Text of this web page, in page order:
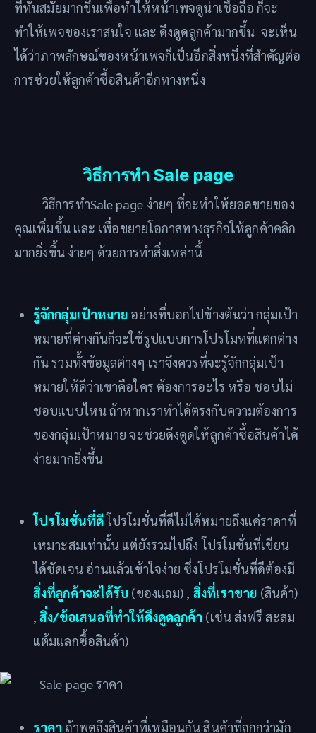
ที่ทันสมัยมากขึ้นเพื่อทำให้หน้าเพจดูน่าเชื่อถือ ก็จะ
ทำให้เพจของเราสนใจ และ ดึงดูดลูกค้ามากขึ้น จะเห็น
ได้ว่าภาพลักษณ์ของหน้าเพจก็เป็นอีกสิ่งหนึ่งที่สำคัญต่อ
การช่วยให้ลูกค้าซื้อสินค้าอีกทางหนึ่ง
วิธีการทำ Sale page
วิธีการทำSale page ง่ายๆ ที่จะทำให้ยอดขายของ
คุณเพิ่มขึ้น และ เพื่อขยายโอกาสทางธุรกิจให้ลูกค้าคลิก
มากยิ่งขึ้น ง่ายๆ ด้วยการทำสิ่งเหล่านี้
รู้จักกลุ่มเป้าหมาย อย่างที่บอกไปข้างต้นว่า กลุ่มเป้า
หมายที่ต่างกันก็จะใช้รูปแบบการโปรโมทที่แตกต่าง
กัน รวมทั้งข้อมูลต่างๆ เราจึงควรที่จะรู้จักกลุ่มเป้า
หมายให้ดีว่าเขาคือใคร ต้องการอะไร หรือ ชอบไม่
ชอบแบบไหน ถ้าหากเราทำได้ตรงกับความต้องการ
ของกลุ่มเป้าหมาย จะช่วยดึงดูดให้ลูกค้าซื้อสินค้าได้
ง่ายมากยิ่งขึ้น
โปรโมชั่นที่ดีโปรโมชั่นที่ดีไม่ได้หมายถึงแค่ราคาที่
เหมาะสมเท่านั้น แต่ยังรวมไปถึง โปรโมชั่นที่เขียน
ได้ชัดเจน อ่านแล้วเข้าใจง่าย ซึ่งโปรโมชั่นที่ดีต้องมี
สิ่งที่ลูกค้าจะได้รับ (ของแถม) , สิ่งที่เราขาย (สินค้า)
, สิ่ง/ข้อเสนอที่ทำให้ดึงดูดลูกค้า (เช่น ส่งฟรี สะสม
แต้มแลกซื้อสินค้า)
ราคา ถ้าพูดถึงสินค้าที่เหมือนกัน สินค้าที่ถูกกว่ามัก